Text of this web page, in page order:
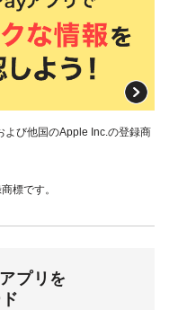
よび他国のApple Inc.の登録商
標です。
アプリを